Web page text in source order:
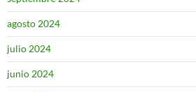
agosto 2024
julio 2024
junio 2024